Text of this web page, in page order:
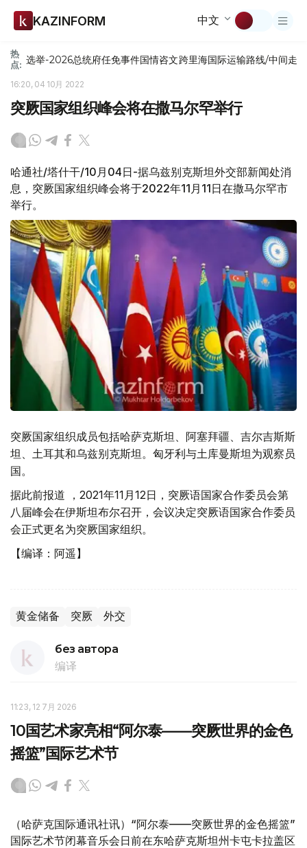
KAZINFORM 中文
热
点: 选举-2026总统府任免事件国情咨文跨里海国际运输路线/中间走廊
16:20, 04 10月 2022
突厥国家组织峰会将在撒马尔罕举行
哈通社/塔什干/10月04日-据乌兹别克斯坦外交部新闻处消
息，突厥国家组织峰会将于2022年11月11日在撒马尔罕市
举行。
突厥国家组织成员包括哈萨克斯坦、阿塞拜疆、吉尔吉斯斯
坦、土耳其和乌兹别克斯坦。匈牙利与土库曼斯坦为观察员
国。
据此前报道 ，2021年11月12日，突厥语国家合作委员会第
八届峰会在伊斯坦布尔召开，会议决定突厥语国家合作委员
会正式更名为突厥国家组织。
【编译：阿遥】
黄金储备 突厥 外交
без автора
编译
11:23, 12 7月 2026
10国艺术家亮相“阿尔泰——突厥世界的金色
摇篮”国际艺术节
（哈萨克国际通讯社讯）“阿尔泰——突厥世界的金色摇篮”
国际艺术节闭幕音乐会日前在东哈萨克斯坦州卡屯卡拉盖区